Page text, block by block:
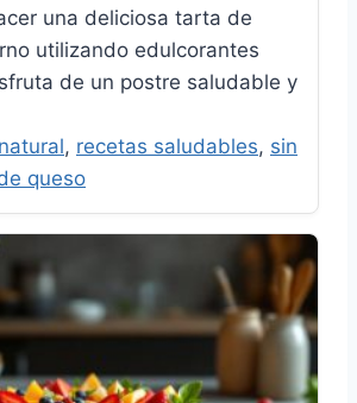
una deliciosa tarta de
utilizando edulcorantes
de un postre saludable y
, recetas saludables, sin
queso